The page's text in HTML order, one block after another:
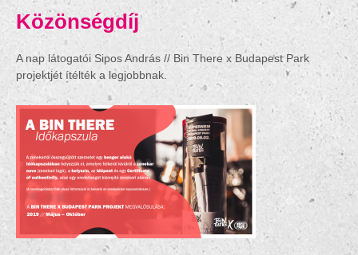
Közönségdíj
A nap látogatói Sipos András // Bin There x Budapest Park
projektjét ítélték a legjobbnak.